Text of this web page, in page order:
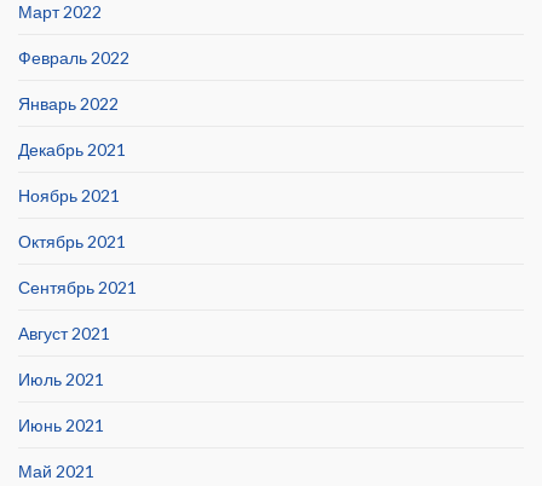
Март 2022
Февраль 2022
Январь 2022
Декабрь 2021
Ноябрь 2021
Октябрь 2021
Сентябрь 2021
Август 2021
Июль 2021
Июнь 2021
Май 2021